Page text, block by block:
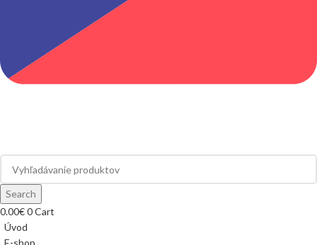
Search
0.00€0Cart
Úvod
E-shop